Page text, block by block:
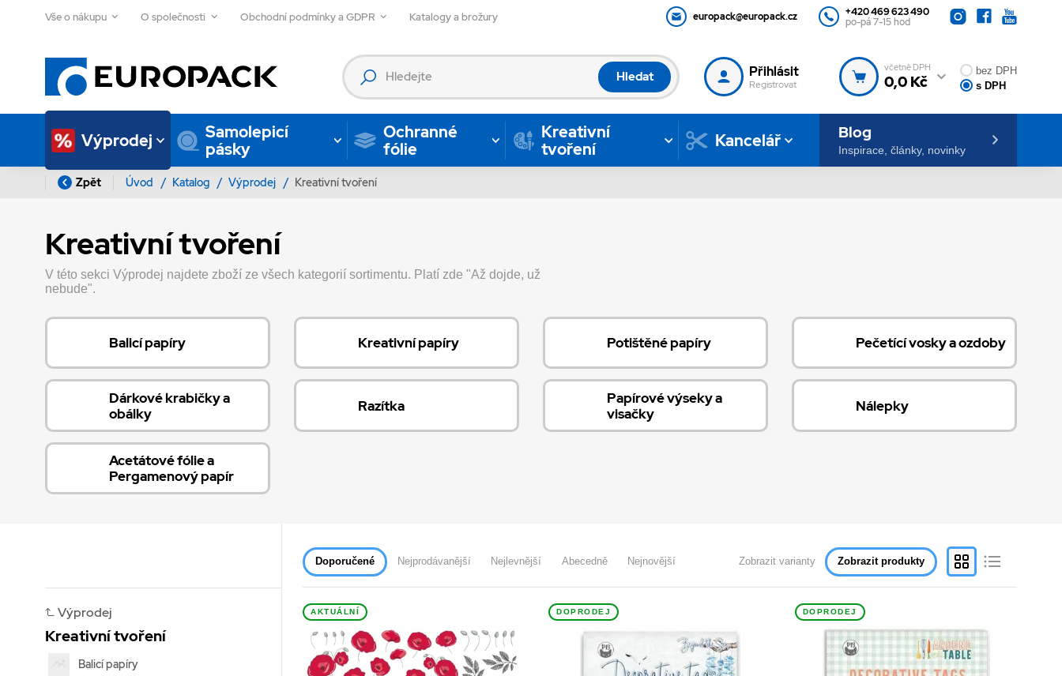
Vše o nákupu O společnosti Obchodní podmínky a GDPR Katalogy a brožury europack@europack.cz
+420 469 623 490
po-pá 7-15 hod
Hledat Přihlásit
Registrovat
včetně DPH
0,0 Kč
bez DPH
s DPH
Výprodej
Samolepicí
pásky
Ochranné
fólie
Kreativní
tvoření
Kancelář Blog
Inspirace, články, novinky
Zpět Úvod / Katalog / Výprodej / Kreativní tvoření
Kreativní tvoření
V této sekci Výprodej najdete zboží ze všech kategorií sortimentu. Platí zde "Až dojde, už
nebude".
Balicí papíry Kreativní papíry Potištěné papíry Pečetící vosky a ozdoby
Dárkové krabičky a
obálky
Razítka
Papírové výseky a
visačky
Nálepky
Acetátové fólie a
Pergamenový papír
Výprodej
Kreativní tvoření
Balicí papíry
Doporučené Nejprodávanější Nejlevnější Abecedně Nejnovější Zobrazit varianty Zobrazit produkty
AKTUÁLNÍ DOPRODEJ DOPRODEJ